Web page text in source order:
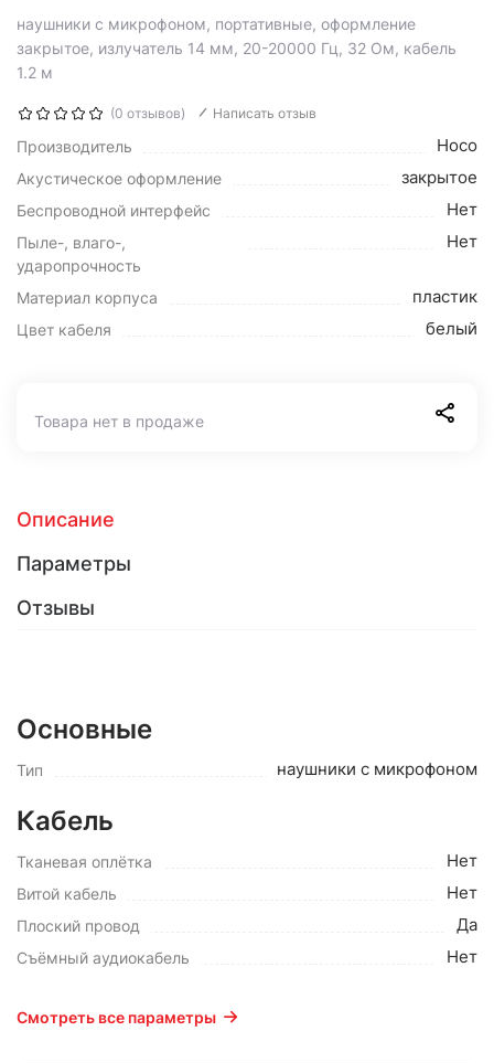
наушники с микрофоном, портативные, оформление
закрытое, излучатель 14 мм, 20-20000 Гц, 32 Ом, кабель
1.2 м
(0 отзывов) Написать отзыв
Производитель Hoco
Акустическое оформление закрытое
Беспроводной интерфейс Нет
Пыле-, влаго-,
ударопрочность
Нет
Материал корпуса пластик
Цвет кабеля белый
Товара нет в продаже
Описание
Параметры
Отзывы
Основные
Тип наушники с микрофоном
Кабель
Тканевая оплётка Нет
Витой кабель Нет
Плоский провод Да
Съёмный аудиокабель Нет
Смотреть все параметры